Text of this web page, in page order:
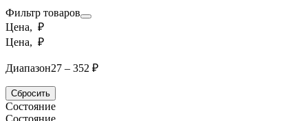
Фильтр товаров
Цена, ₽
Цена, ₽
Диапазон27 – 352 ₽
Сбросить
Состояние
Состояние